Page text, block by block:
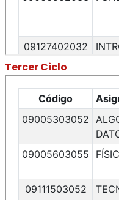
Tercer Ciclo